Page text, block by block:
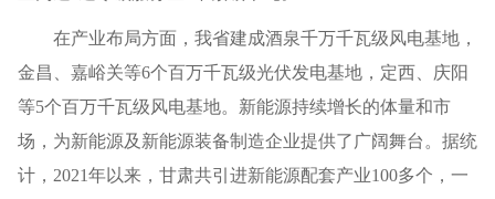
在产业布局方面，我省建成酒泉千万千瓦级风电基地，
金昌、嘉峪关等6个百万千瓦级光伏发电基地，定西、庆阳
等5个百万千瓦级风电基地。新能源持续增长的体量和市
场，为新能源及新能源装备制造企业提供了广阔舞台。据统
计，2021年以来，甘肃共引进新能源配套产业100多个，一